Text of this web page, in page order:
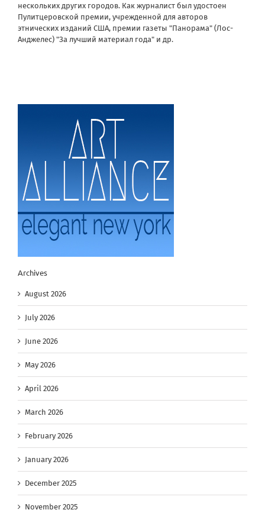
нескольких других городов. Как журналист был удостоен
Пулитцеровской премии, учрежденной для авторов
этнических изданий США, премии газеты "Панорама" (Лос-
Анджелес) "За лучший материал года" и др.
Archives
August 2026
July 2026
June 2026
May 2026
April 2026
March 2026
February 2026
January 2026
December 2025
November 2025